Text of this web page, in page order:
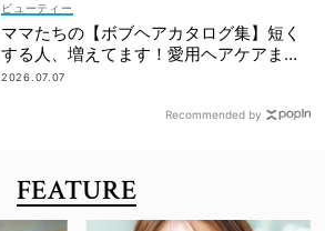
ビューティー
ママたちの【ボブヘアカタログ集】短く
する人、増えてます！愛用ヘアケアまで
全部見せ
2026.07.07
Recommended by
FEATURE